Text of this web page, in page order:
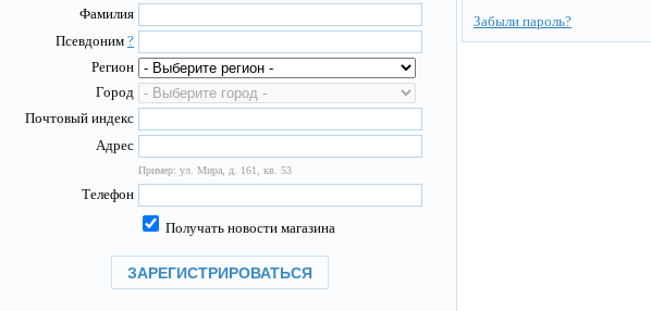
Фамилия
Псевдоним ?
Регион
Город
Почтовый индекс
Адрес
Пример: ул. Мира, д. 161, кв. 53
Телефон
Получать новости магазина
Забыли пароль?